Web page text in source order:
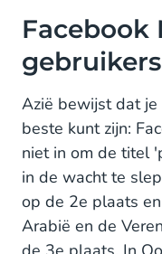
Facebook
Azië bewijst dat
beste kunt zijn:
niet in om de titel
in de wacht te
op de 2e plaats
Arabië en de